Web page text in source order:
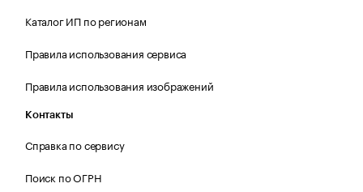
Каталог ИП по регионам
Правила использования сервиса
Правила использования изображений
Контакты
Справка по сервису
Поиск по ОГРН